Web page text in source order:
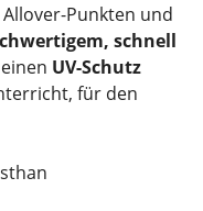
Punkten und
schnell
UV-Schutz
für den